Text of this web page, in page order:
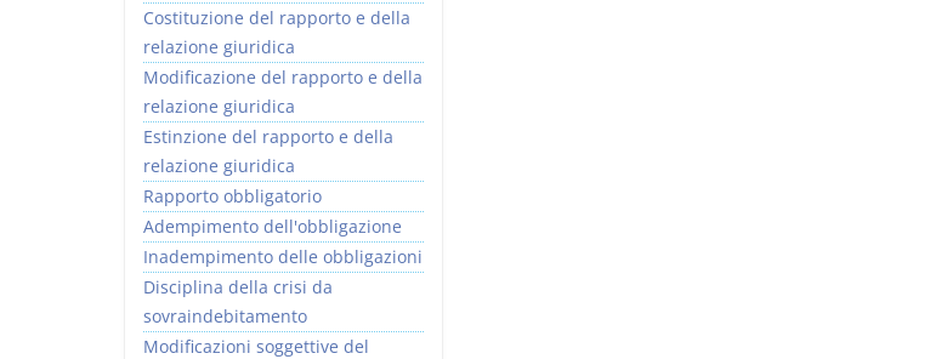
Costituzione del rapporto e della
relazione giuridica
Modificazione del rapporto e della
relazione giuridica
Estinzione del rapporto e della
relazione giuridica
Rapporto obbligatorio
Adempimento dell'obbligazione
Inadempimento delle obbligazioni
Disciplina della crisi da
sovraindebitamento
Modificazioni soggettive del